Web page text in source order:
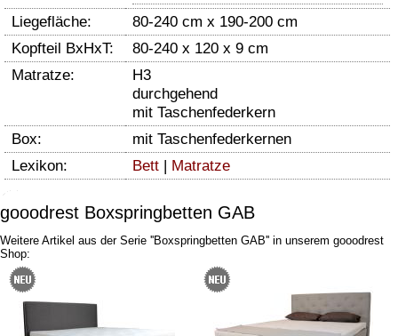
Liegefläche:
80-240 cm x 190-200 cm
Kopfteil BxHxT:
80-240 x 120 x 9 cm
Matratze:
H3
durchgehend
mit Taschenfederkern
Box:
mit Taschenfederkernen
Lexikon:
Bett | Matratze
gooodrest Boxspringbetten GAB
Weitere Artikel aus der Serie ''Boxspringbetten GAB'' in unserem gooodrest
Shop: